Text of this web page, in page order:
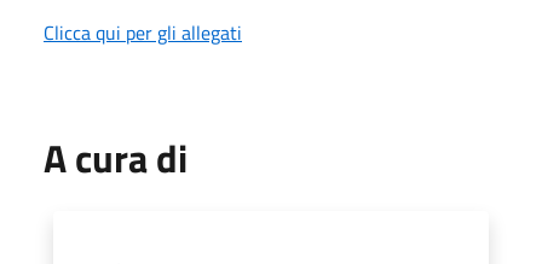
Clicca qui per gli allegati
A cura di